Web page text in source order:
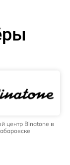
центр Binatone в